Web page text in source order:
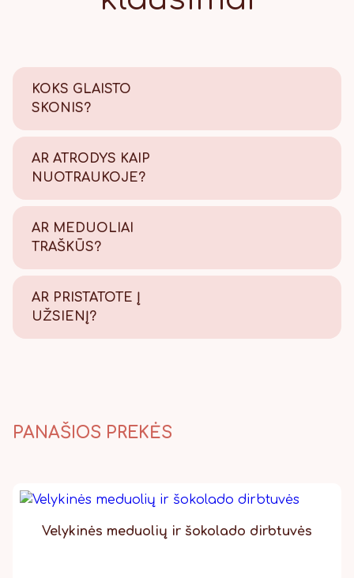
KOKS GLAISTO
SKONIS?
Saldus su šiek tiek citrinos
AR ATRODYS KAIP
NUOTRAUKOJE?
Tikrai taip! Viską atliekame
užtikriname kokybę.
AR MEDUOLIAI
TRAŠKŪS?
Tikrai traškūs - nes švieži!
AR PRISTATOTE Į
UŽSIENĮ?
Taip, pristatome, Lietuvos
PANAŠIOS PREKĖS
Velykinės meduolių ir šokolado dirbtuvės